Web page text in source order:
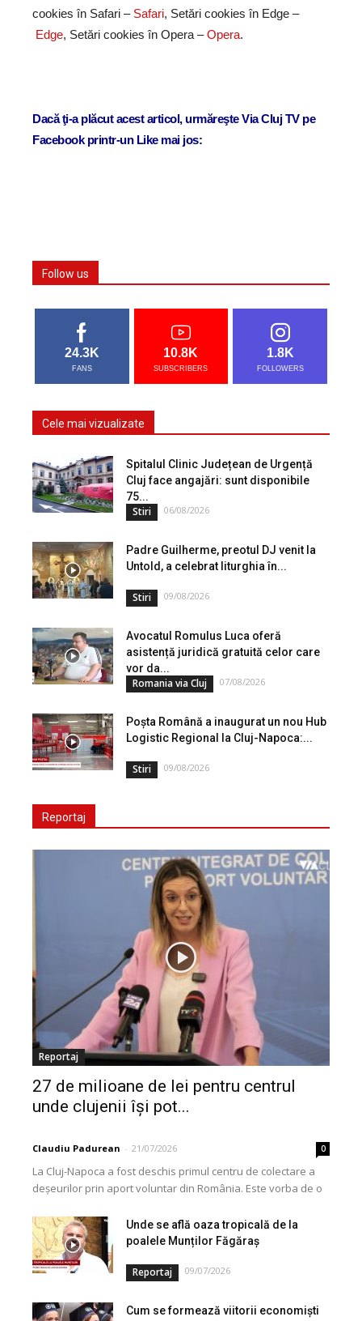
cookies în Safari – Safari, Setări cookies în Edge –
Edge, Setări cookies în Opera –Opera.
Dacă ţi-a plăcut acest articol, urmăreşte Via Cluj TV pe
Facebook printr-un Like mai jos:
Follow us
24.3K
FANS
10.8K
SUBSCRIBERS
1.8K
FOLLOWERS
Cele mai vizualizate
Spitalul Clinic Județean de Urgență
Cluj face angajări: sunt disponibile
75...
Stiri 06/08/2026
Padre Guilherme, preotul DJ venit la
Untold, a celebrat liturghia în...
Stiri 09/08/2026
Avocatul Romulus Luca oferă
asistență juridică gratuită celor care
vor da...
Romania via Cluj 07/08/2026
Poșta Română a inaugurat un nou Hub
Logistic Regional la Cluj-Napoca:...
Stiri 09/08/2026
Reportaj
Reportaj
27 de milioane de lei pentru centrul
unde clujenii își pot...
Claudiu Padurean - 21/07/2026 0
La Cluj-Napoca a fost deschis primul centru de colectare a
deșeurilor prin aport voluntar din România. Este vorba de o
Unde se află oaza tropicală de la
poalele Munților Făgăraș
Reportaj 09/07/2026
Cum se formează viitorii economiști